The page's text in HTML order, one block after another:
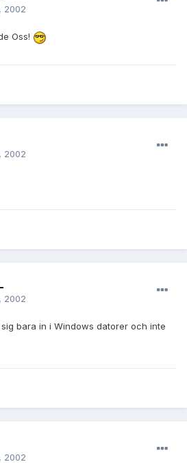
2002
Oss!
2002
2002
bara in i Windows datorer och inte
2002